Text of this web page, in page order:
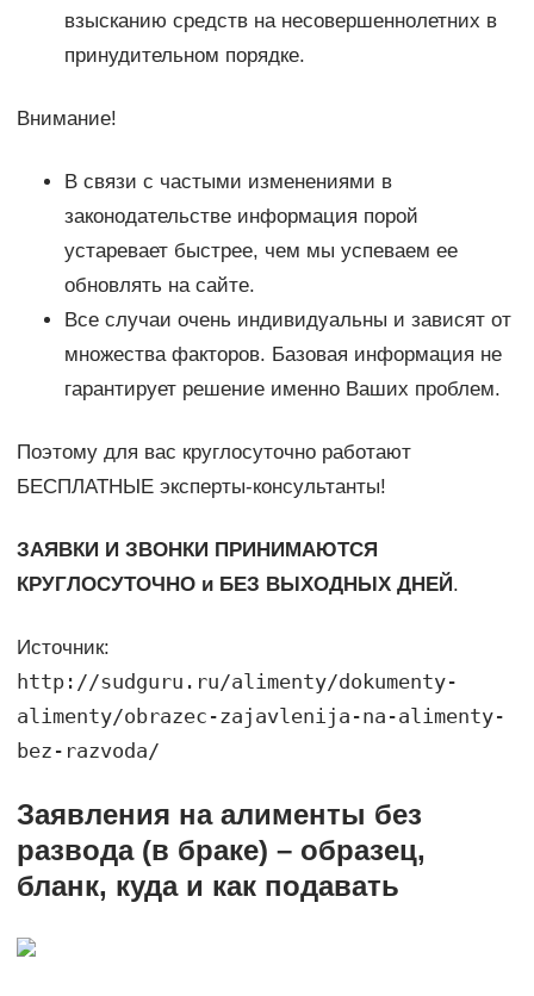
взысканию средств на несовершеннолетних в
принудительном порядке.
Внимание!
В связи с частыми изменениями в
законодательстве информация порой
устаревает быстрее, чем мы успеваем ее
обновлять на сайте.
Все случаи очень индивидуальны и зависят от
множества факторов. Базовая информация не
гарантирует решение именно Ваших проблем.
Поэтому для вас круглосуточно работают
БЕСПЛАТНЫЕ эксперты-консультанты!
ЗАЯВКИ И ЗВОНКИ ПРИНИМАЮТСЯ
КРУГЛОСУТОЧНО и БЕЗ ВЫХОДНЫХ ДНЕЙ .
Источник:
http://sudguru.ru/alimenty/dokumenty-
alimenty/obrazec-zajavlenija-na-alimenty-
bez-razvoda/
Заявления на алименты без
развода (в браке) – образец,
бланк, куда и как подавать